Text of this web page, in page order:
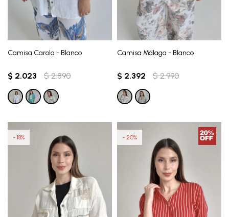
Camisa Carola - Blanco
$ 2.023 $ 2.890
Camisa Málaga - Blanco
$ 2.392 $ 2.990
18 20